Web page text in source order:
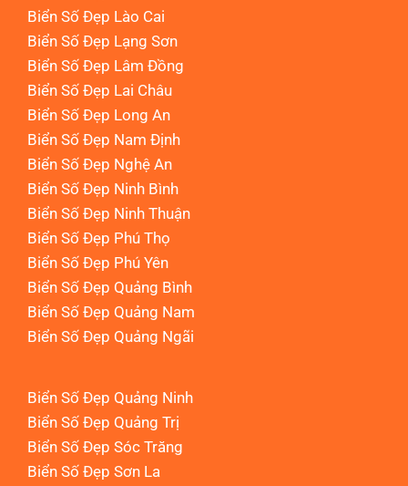
Biển Số Đẹp Lào Cai
Biển Số Đẹp Lạng Sơn
Biển Số Đẹp Lâm Đồng
Biển Số Đẹp Lai Châu
Biển Số Đẹp Long An
Biển Số Đẹp Nam Định
Biển Số Đẹp Nghệ An
Biển Số Đẹp Ninh Bình
Biển Số Đẹp Ninh Thuận
Biển Số Đẹp Phú Thọ
Biển Số Đẹp Phú Yên
Biển Số Đẹp Quảng Bình
Biển Số Đẹp Quảng Nam
Biển Số Đẹp Quảng Ngãi
Biển Số Đẹp Quảng Ninh
Biển Số Đẹp Quảng Trị
Biển Số Đẹp Sóc Trăng
Biển Số Đẹp Sơn La